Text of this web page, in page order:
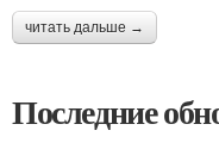
читать дальше →
Последние